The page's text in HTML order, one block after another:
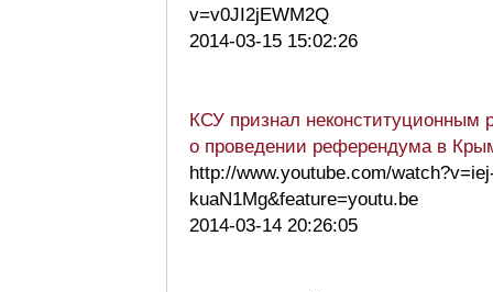
v=v0JI2jEWM2Q
2014-03-15 15:02:26
КСУ признал неконституционным
о проведении референдума в
http://www.youtube.com/
kuaN1Mg&feature=youtu.be
2014-03-14 20:26:05